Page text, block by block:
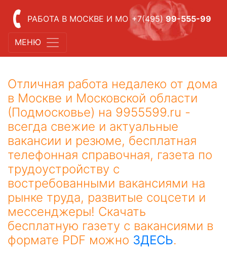
РАБОТА В МОСКВЕ И МО +7(495) 99-555-99
МЕНЮ
Отличная работа недалеко от дома
в Москве и Московской области
(Подмосковье) на 9955599.ru -
всегда свежие и актуальные
вакансии и резюме, бесплатная
телефонная справочная, газета по
трудоустройству с
востребованными вакансиями на
рынке труда, развитые соцсети и
мессенджеры! Скачать
бесплатную газету с вакансиями в
формате PDF можно ЗДЕСЬ.